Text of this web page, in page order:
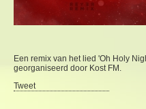
Een remix van het lied 'Oh Holy
georganiseerd door Kost FM.
Tweet